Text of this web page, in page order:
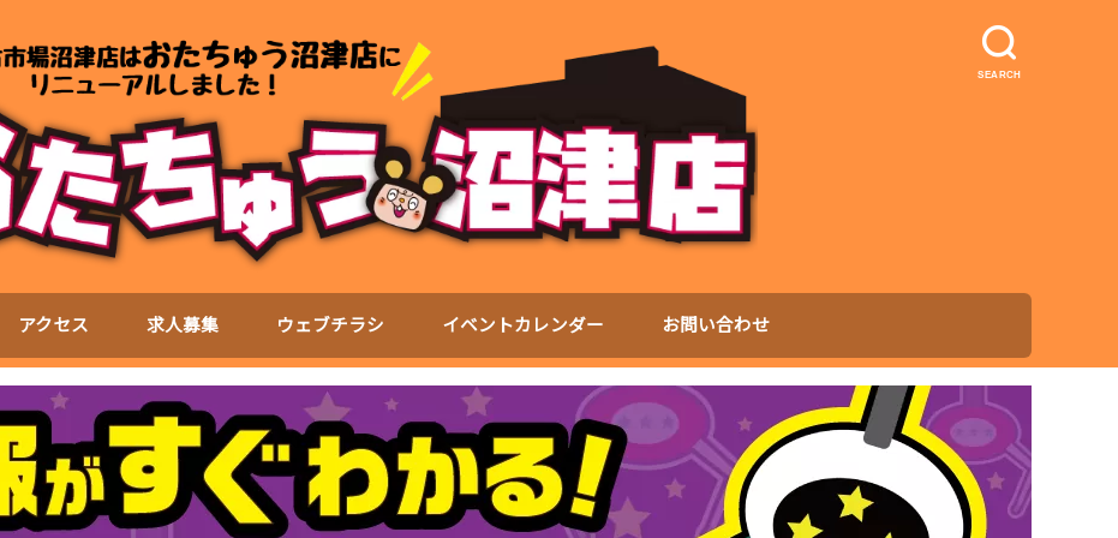
SEARCH
アクセス 求人募集 ウェブチラシ イベントカレンダー お問い合わせ